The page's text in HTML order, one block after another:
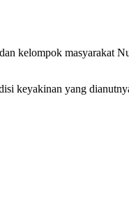
kelompok masyarakat
keyakinan yang